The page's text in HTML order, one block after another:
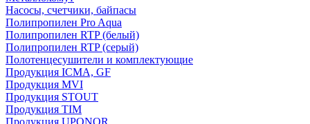
Насосы, счетчики, байпасы
Полипропилен Pro Aqua
Полипропилен RTP (белый)
Полипропилен RTP (серый)
Полотенцесушители и комплектующие
Продукция ICMA, GF
Продукция MVI
Продукция STOUT
Продукция TIM
Продукция UPONOR